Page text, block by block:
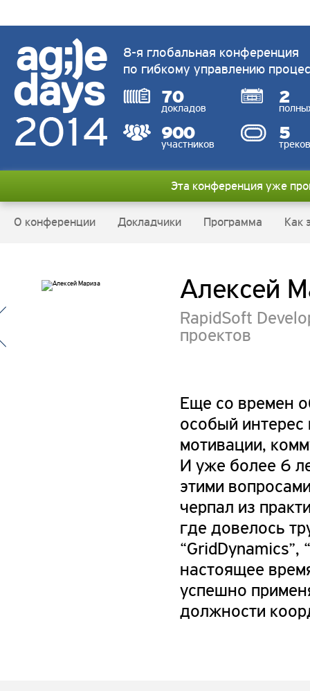
8-я глобальная конференция
по гибкому управлению
70
докладов 2
900
участников 5
треков
Эта конференция уже
О конференции Докладчики Программа Как
Алексей
RapidSoft
проектов
Еще со времен
особый
мотивации,
И уже более 6
этими
черпал из
где довелось
“GridDynamics”,
настоящее
успешно
должности